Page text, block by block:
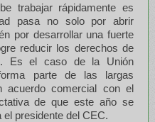
trabajar rápidamente es
pasa no solo por abrir
por desarrollar una fuerte
reducir los derechos de
Es el caso de la Unión
parte de las largas
acuerdo comercial con el
de que este año se
el presidente del CEC.